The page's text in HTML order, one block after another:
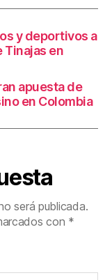
y deportivos a
Tinajas en
apuesta de
en Colombia
será publicada.
con *